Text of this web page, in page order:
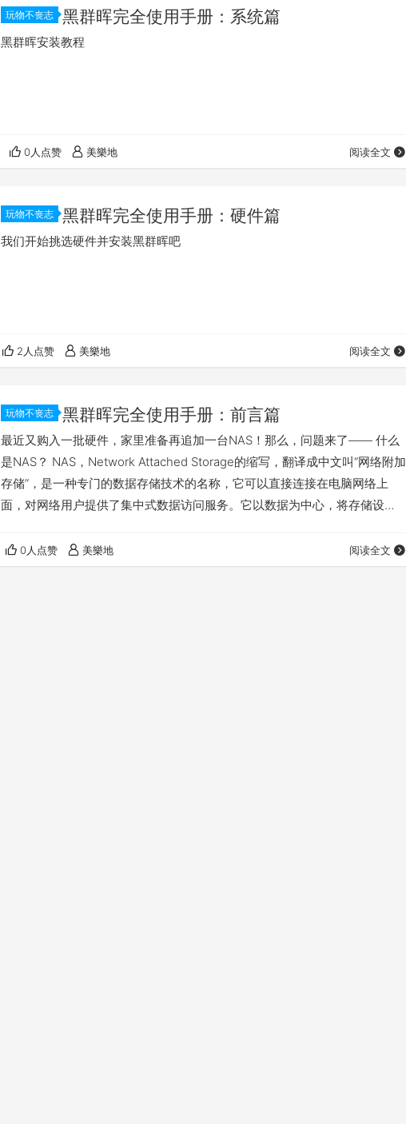
玩物不丧志 黑群晖完全使用手册：系统篇
黑群晖安装教程
0人点赞 美樂地 阅读全文
玩物不丧志 黑群晖完全使用手册：硬件篇
我们开始挑选硬件并安装黑群晖吧
2人点赞 美樂地 阅读全文
玩物不丧志 黑群晖完全使用手册：前言篇
最近又购入一批硬件，家里准备再追加一台NAS！那么，问题来了—— 什么
是NAS？ NAS，Network Attached Storage的缩写，翻译成中文叫“网络附加
存储”，是一种专门的数据存储技术的名称，它可以直接连接在电脑网络上
面，对网络用户提供了集中式数据访问服务。它以数据为中心，将存储设备
成本、保护投资。其成本远远低于使用服务器存储，而效率却远远高于后
者。 NAS本身能够支持多种协议（如NFS、CIFS、FTP、HTTP等），而且能
0人点赞 美樂地 阅读全文